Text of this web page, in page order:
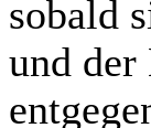
sobald
und der